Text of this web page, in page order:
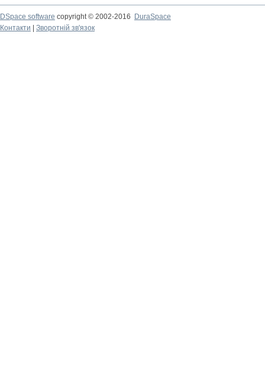
DSpace software copyright © 2002-2016
DuraSpace
Контакти
Зворотній зв'язок